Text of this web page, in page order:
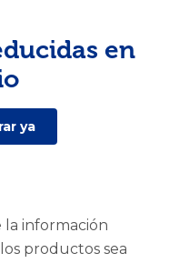
en
ya
información
productos sea